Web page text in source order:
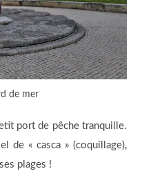
de mer
port de pêche tranquille.
de « casca » (coquillage),
plages !